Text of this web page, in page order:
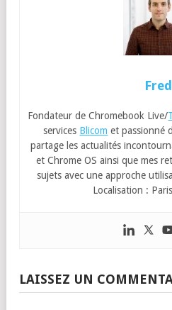
Fred
Fondateur de Chromebook Live/
services Blicom et passionné
partage les actualités
et Chrome OS ainsi que mes
sujets avec une approche
Localisation :
LAISSEZ UN